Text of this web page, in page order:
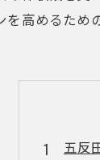
高めるため
五反